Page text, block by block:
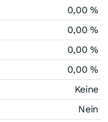
0,00 %
0,00 %
0,00 %
0,00 %
Keine
Nein